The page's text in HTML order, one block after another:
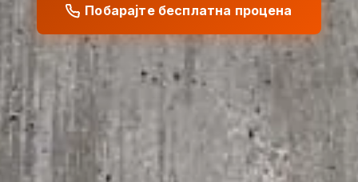
Побарајте бесплатна процена